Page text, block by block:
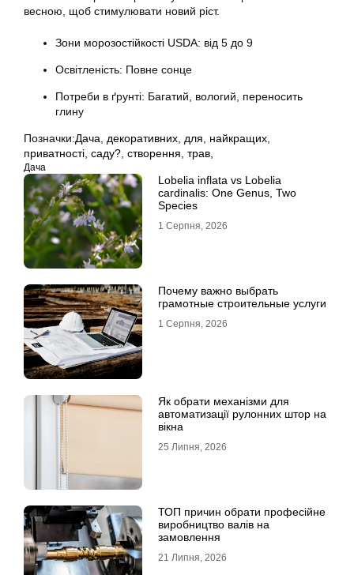
весною, щоб стимулювати новий ріст.
Зони морозостійкості USDA: від 5 до 9
Освітленість: Повне сонце
Потреби в ґрунті: Багатий, вологий, переносить
глину
Позначки:Дача, декоративних, для, найкращих,
приватності, саду?, створення, трав,
Дача
Lobelia inflata vs Lobelia
cardinalis: One Genus, Two
Species
1 Серпня, 2026
Почему важно выбрать
грамотные строительные услуги
1 Серпня, 2026
Як обрати механізми для
автоматизації рулонних штор на
вікна
25 Липня, 2026
ТОП причин обрати професійне
виробництво валів на
замовлення
21 Липня, 2026